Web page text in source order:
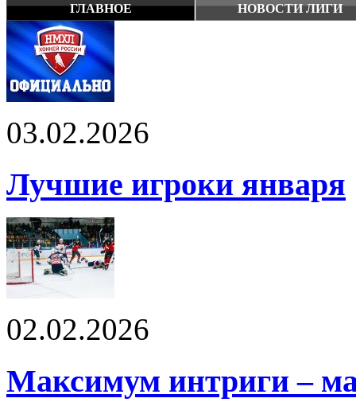
ГЛАВНОЕ НОВОСТИ ЛИГИ
03.02.2026
Лучшие игроки января
02.02.2026
Максимум интриги –